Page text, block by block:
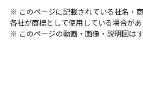
※ このページに記載されている社名・
各社が商標として使用している場合があ
※ このページの動画・画像・説明図はす